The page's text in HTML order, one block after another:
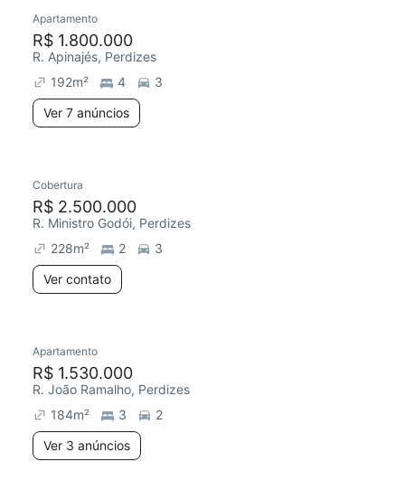
Apartamento
R$ 1.800.000
R. Apinajés, Perdizes
192m² 4
3
Ver 7 anúncios
Cobertura
R$ 2.500.000
R. Ministro Godói, Perdizes
228m² 2
3
Ver contato
Apartamento
R$ 1.530.000
R. João Ramalho, Perdizes
184m² 3
2
Ver 3 anúncios